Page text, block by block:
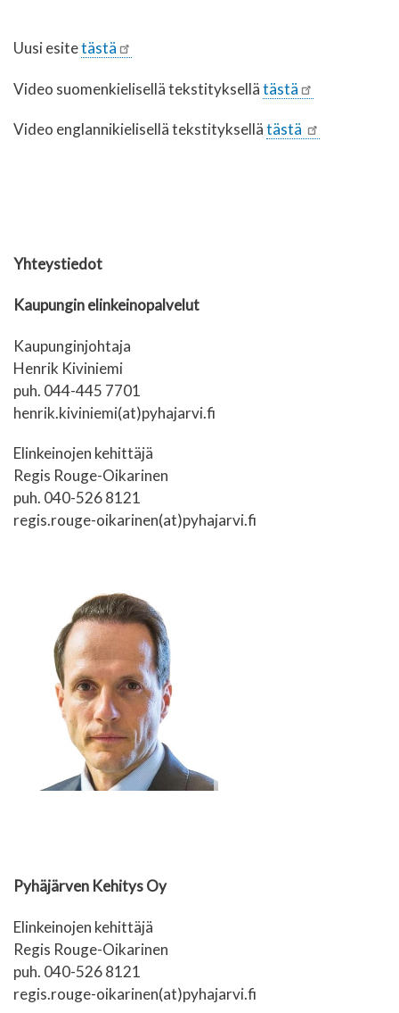
Uusi esitetästä
Video suomenkielisellä tekstityksellätästä
Video englannikielisellä tekstityksellätästä
Yhteystiedot
Kaupungin elinkeinopalvelut
Kaupunginjohtaja
Henrik Kiviniemi
puh. 044-445 7701
henrik.kiviniemi(at)pyhajarvi.fi
Elinkeinojen kehittäjä
Regis Rouge-Oikarinen
puh. 040-526 8121
regis.rouge-oikarinen(at)pyhajarvi.fi
Pyhäjärven Kehitys Oy
Elinkeinojen kehittäjä
Regis Rouge-Oikarinen
puh. 040-526 8121
regis.rouge-oikarinen(at)pyhajarvi.fi